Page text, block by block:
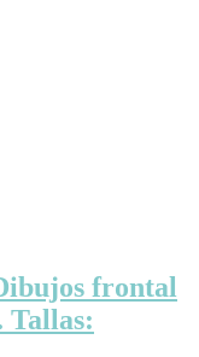
frontal
Tallas: